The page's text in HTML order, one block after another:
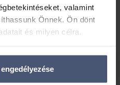
valamint
Önnek. Ön dönt
és milyen célra.
is meg szeretnénk tenni:
földrajzi elhelyezkedéséről
kölcsönt